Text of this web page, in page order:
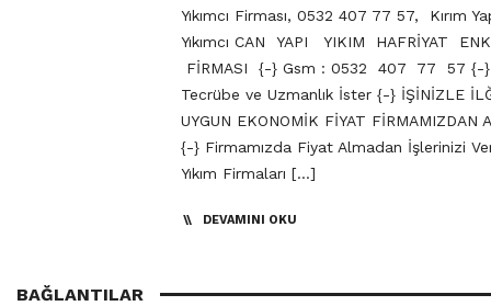
Yıkımcı Firması, 0532 407 77 57, Kırım
Yıkımcı CAN YAPI YIKIM HAFRİYAT
FİRMASI {-} Gsm : 0532 407 77 57 {-}
Tecrübe ve Uzmanlık İster {-} İŞİNİZLE
UYGUN EKONOMİK FİYAT FİRMAMIZDAN
{-} Firmamızda Fiyat Almadan İşlerinizi
Yıkım Firmaları […]
DEVAMINI OKU
BAĞLANTILAR